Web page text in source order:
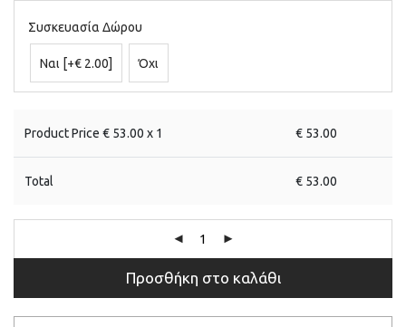
Συσκευασία Δώρου
Ναι [+€ 2.00] Όχι
Product Price € 53.00 x 1 € 53.00
Total € 53.00
Προσθήκη στο καλάθι